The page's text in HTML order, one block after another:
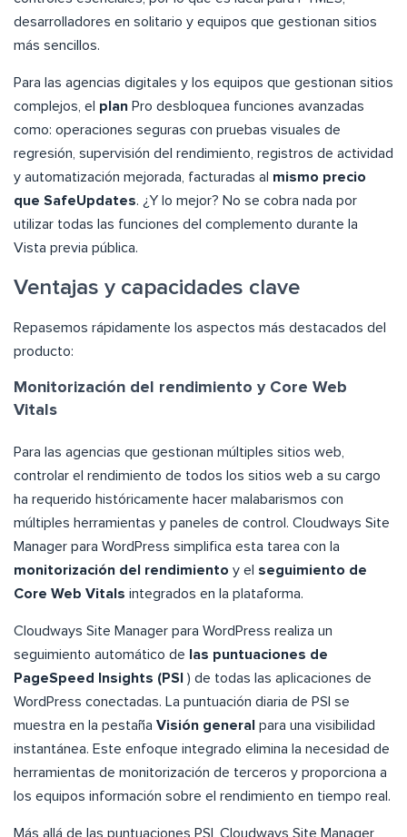
desarrolladores en solitario y equipos que gestionan sitios
más sencillos.
Para las agencias digitales y los equipos que gestionan sitios
complejos, el plan Pro desbloquea funciones avanzadas
como: operaciones seguras con pruebas visuales de
regresión, supervisión del rendimiento, registros de actividad
y automatización mejorada, facturadas al mismo precio
que SafeUpdates. ¿Y lo mejor? No se cobra nada por
utilizar todas las funciones del complemento durante la
Vista previa pública.
Ventajas y capacidades clave
Repasemos rápidamente los aspectos más destacados del
producto:
Monitorización del rendimiento y Core Web
Vitals
Para las agencias que gestionan múltiples sitios web,
controlar el rendimiento de todos los sitios web a su cargo
ha requerido históricamente hacer malabarismos con
múltiples herramientas y paneles de control. Cloudways Site
Manager para WordPress simplifica esta tarea con la
monitorización del rendimiento y el seguimiento de
Core Web Vitals integrados en la plataforma.
Cloudways Site Manager para WordPress realiza un
seguimiento automático de
las puntuaciones de
PageSpeed Insights (PSI ) de todas las aplicaciones de
WordPress conectadas. La puntuación diaria de PSI se
muestra en la pestaña Visión general para una visibilidad
instantánea. Este enfoque integrado elimina la necesidad de
herramientas de monitorización de terceros y proporciona a
los equipos información sobre el rendimiento en tiempo real.
Más allá de las puntuaciones PSI, Cloudways Site Manager